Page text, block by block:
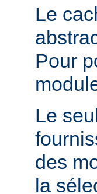
Le
Pour
Le
des
la